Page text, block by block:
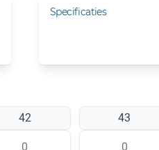
Specificaties
42 43